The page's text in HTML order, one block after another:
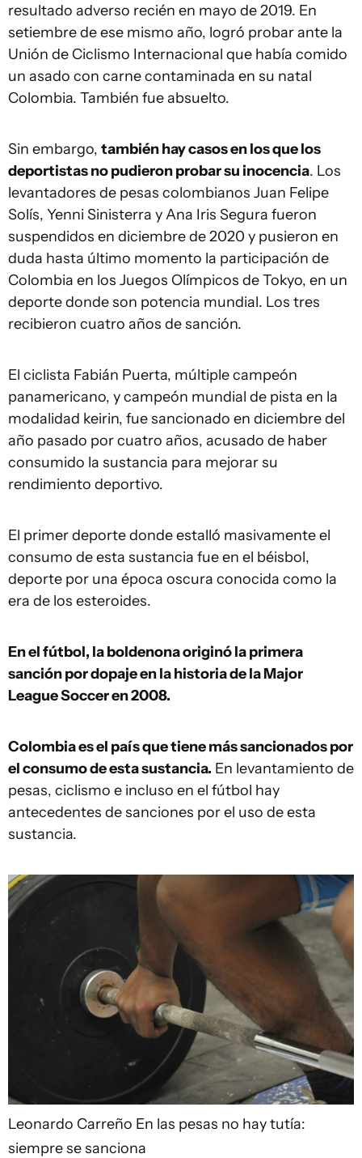
resultado adverso recién en mayo de 2019. En
setiembre de ese mismo año, logró probar ante la
Unión de Ciclismo Internacional que había comido
un asado con carne contaminada en su natal
Colombia. También fue absuelto.
Sin embargo, también hay casos en los que los
deportistas no pudieron probar su inocencia. Los
levantadores de pesas colombianos Juan Felipe
Solís, Yenni Sinisterra y Ana Iris Segura fueron
suspendidos en diciembre de 2020 y pusieron en
duda hasta último momento la participación de
Colombia en los Juegos Olímpicos de Tokyo, en un
deporte donde son potencia mundial. Los tres
recibieron cuatro años de sanción.
El ciclista Fabián Puerta, múltiple campeón
panamericano, y campeón mundial de pista en la
modalidad keirin, fue sancionado en diciembre del
año pasado por cuatro años, acusado de haber
consumido la sustancia para mejorar su
rendimiento deportivo.
El primer deporte donde estalló masivamente el
consumo de esta sustancia fue en el béisbol,
deporte por una época oscura conocida como la
era de los esteroides.
En el fútbol, la boldenona originó la primera
sanción por dopaje en la historia de la Major
League Soccer en 2008.
Colombia es el país que tiene más sancionados por
el consumo de esta sustancia. En levantamiento de
pesas, ciclismo e incluso en el fútbol hay
antecedentes de sanciones por el uso de esta
sustancia.
Leonardo Carreño En las pesas no hay tutía:
siempre se sanciona